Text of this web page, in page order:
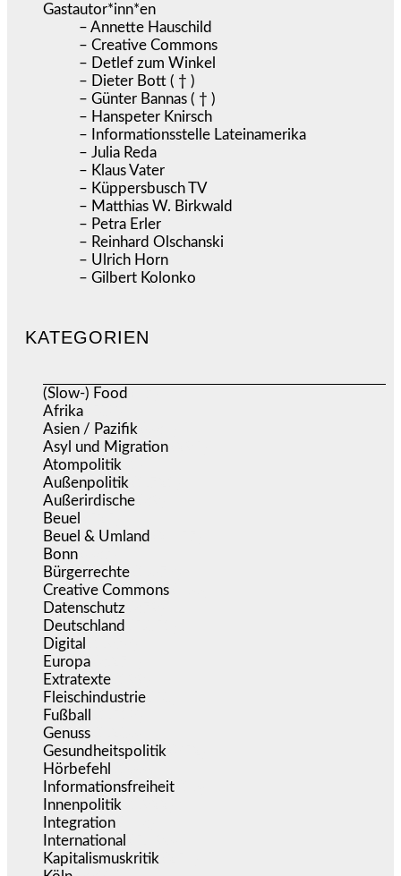
Gastautor*inn*en
– Annette Hauschild
– Creative Commons
– Detlef zum Winkel
– Dieter Bott ( † )
– Günter Bannas ( † )
– Hanspeter Knirsch
– Informationsstelle Lateinamerika
– Julia Reda
– Klaus Vater
– Küppersbusch TV
– Matthias W. Birkwald
– Petra Erler
– Reinhard Olschanski
– Ulrich Horn
– Gilbert Kolonko
KATEGORIEN
(Slow-) Food
Afrika
Asien / Pazifik
Asyl und Migration
Atompolitik
Außenpolitik
Außerirdische
Beuel
Beuel & Umland
Bonn
Bürgerrechte
Creative Commons
Datenschutz
Deutschland
Digital
Europa
Extratexte
Fleischindustrie
Fußball
Genuss
Gesundheitspolitik
Hörbefehl
Informationsfreiheit
Innenpolitik
Integration
International
Kapitalismuskritik